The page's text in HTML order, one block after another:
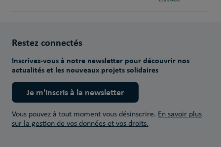
Restez connectés
Inscrivez-vous à notre newsletter pour découvrir nos
actualités et les nouveaux projets solidaires
Je m'inscris à la newsletter
Vous pouvez à tout moment vous désinscrire. En savoir plus
sur la gestion de vos données et vos droits.